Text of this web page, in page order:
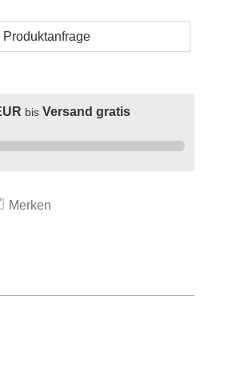
Produktanfrage
bis Versand gratis
Merken